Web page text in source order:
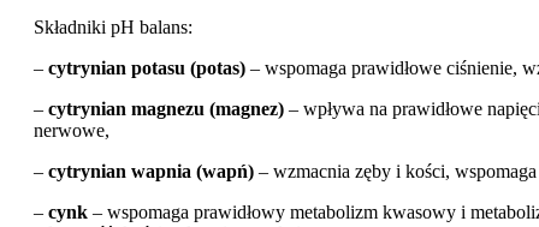
Składniki pH balans:
– cytrynian potasu (potas) – wspomaga prawidłowe ciśnienie,
– cytrynian magnezu (magnez) – wpływa na prawidłowe
nerwowe,
– cytrynian wapnia (wapń) – wzmacnia zęby i kości,
– cynk – wspomaga prawidłowy metabolizm kwasowy i